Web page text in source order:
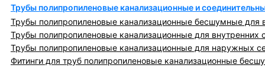
Трубы полипропиленовые канализационные и
Трубы полипропиленовые канализационные бесшумные для
Трубы полипропиленовые канализационные для внутренних
Трубы полипропиленовые канализационные для наружных
Фитинги для труб полипропиленовые канализационные